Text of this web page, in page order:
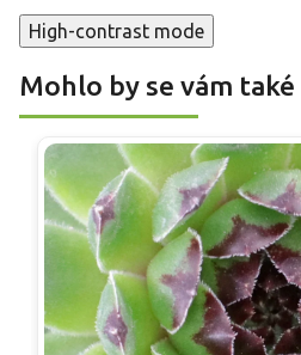
High-contrast mode
Mohlo by se vám